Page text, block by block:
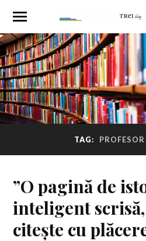
TAG:
”O pagină de
inteligent
citește cu